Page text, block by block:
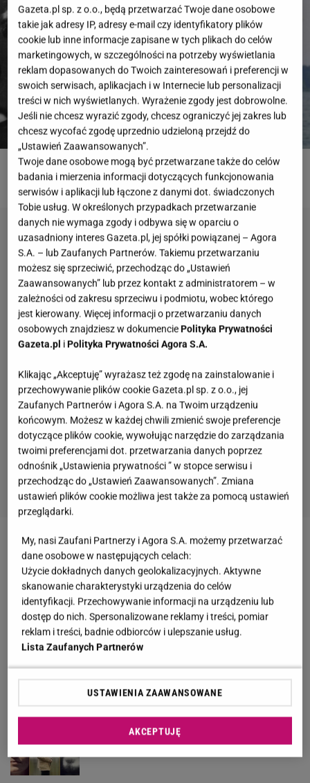
ROZWIĄŻ QUIZ
Wiesz, kim był retman?
Żyłeś w PRL-u? Sprawdź w naszym quizie, czy
pamiętasz te programy
Geograficzny quiz wyłoni ekspertów. Tylko 30% z
was zdobywa komplet!
Niemen, Jantar, Krawczyk? Wiesz, kto
wykonywał klasyki polskiej muzyki?
Gazeta.pl sp. z o.o., będą przetwarzać Twoje dane osobowe
takie jak adresy IP, adresy e-mail czy identyfikatory plików
cookie lub inne informacje zapisane w tych plikach do celów
marketingowych, w szczególności na potrzeby wyświetlania
reklam dopasowanych do Twoich zainteresowań i preferencji w
swoich serwisach, aplikacjach i w Internecie lub personalizacji
treści w nich wyświetlanych. Wyrażenie zgody jest dobrowolne.
Jeśli nie chcesz wyrazić zgody, chcesz ograniczyć jej zakres lub
chcesz wycofać zgodę uprzednio udzieloną przejdź do
„Ustawień Zaawansowanych”.
Twoje dane osobowe mogą być przetwarzane także do celów
badania i mierzenia informacji dotyczących funkcjonowania
serwisów i aplikacji lub łączone z danymi dot. świadczonych
Tobie usług. W określonych przypadkach przetwarzanie
danych nie wymaga zgody i odbywa się w oparciu o
uzasadniony interes Gazeta.pl, jej spółki powiązanej – Agora
S.A. – lub Zaufanych Partnerów. Takiemu przetwarzaniu
możesz się sprzeciwić, przechodząc do „Ustawień
Zaawansowanych” lub przez kontakt z administratorem – w
zależności od zakresu sprzeciwu i podmiotu, wobec którego
jest kierowany. Więcej informacji o przetwarzaniu danych
osobowych znajdziesz w dokumenciePolityka Prywatności
Gazeta.pl iPolityka Prywatności Agora S.A.
Klikając „Akceptuję” wyrażasz też zgodę na zainstalowanie i
przechowywanie plików cookie Gazeta.pl sp. z o.o., jej
Zaufanych Partnerów i Agora S.A. na Twoim urządzeniu
końcowym. Możesz w każdej chwili zmienić swoje preferencje
dotyczące plików cookie, wywołując narzędzie do zarządzania
twoimi preferencjami dot. przetwarzania danych poprzez
odnośnik „Ustawienia prywatności ” w stopce serwisu i
przechodząc do „Ustawień Zaawansowanych”. Zmiana
ustawień plików cookie możliwa jest także za pomocą ustawień
przeglądarki.
My, nasi Zaufani Partnerzy i Agora S.A. możemy przetwarzać
dane osobowe w następujących celach:
Użycie dokładnych danych geolokalizacyjnych. Aktywne
skanowanie charakterystyki urządzenia do celów
identyfikacji. Przechowywanie informacji na urządzeniu lub
dostęp do nich. Spersonalizowane reklamy i treści, pomiar
reklam i treści, badnie odbiorców i ulepszanie usług.
Lista Zaufanych Partnerów
USTAWIENIA ZAAWANSOWANE
AKCEPTUJĘ